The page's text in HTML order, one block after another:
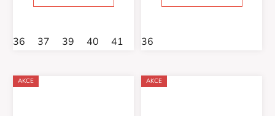
36 37 39 40 41 44
36
AKCE AKCE